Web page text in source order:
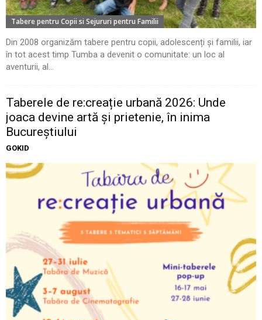
Tabere pentru Copii si Sejururi pentru Familii
Din 2008 organizăm tabere pentru copii, adolescenți și familii, iar
în tot acest timp Tumba a devenit o comunitate: un loc al
aventurii, al...
Taberele de re:creație urbană 2026: Unde
joaca devine artă și prietenie, în inima
Bucureștiului
GOKID